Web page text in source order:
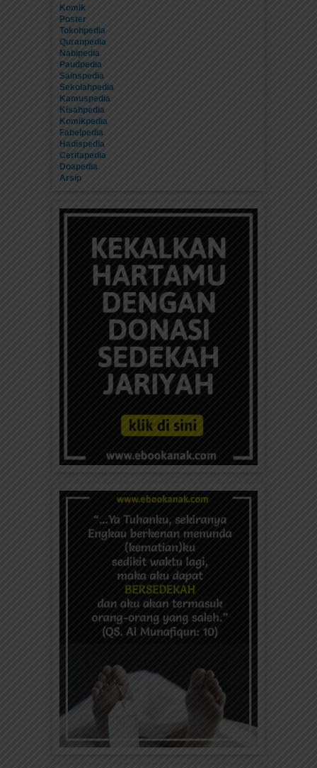
Komik
Poster
Tokohpedia
Quranpedia
Nabipedia
Paudpedia
Sainspedia
Sekolahpedia
Kamuspedia
Kisahpedia
Komikpedia
Fabelpedia
Hadispedia
Ceritapedia
Doapedia
Arsip